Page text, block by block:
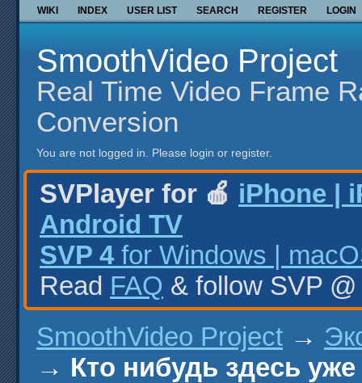
WIKI INDEX USER LIST SEARCH REGISTER LOGIN
SmoothVideo Project
Real Time Video Frame
Conversion
You are not logged in. Please login or register.
SVPlayer for 🍎 iPhone |
Android TV
SVP 4 for Windows |
Read FAQ & follow SVP
SmoothVideo Project →
→ Кто нибудь здесь